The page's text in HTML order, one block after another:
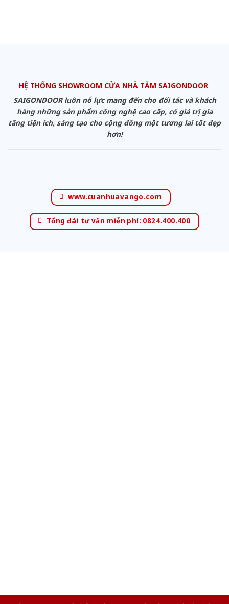
HỆ THỐNG SHOWROOM CỬA NHÀ TẮM SAIGONDOOR
SAIGONDOOR luôn nỗ lực mang đến cho đối tác và khách
hàng những sản phẩm công nghệ cao cấp, có giá trị gia
tăng tiện ích, sáng tạo cho cộng đồng một tương lai tốt đẹp
hơn!
www.cuanhuavango.com
Tổng đài tư vấn miễn phí: 0824.400.400